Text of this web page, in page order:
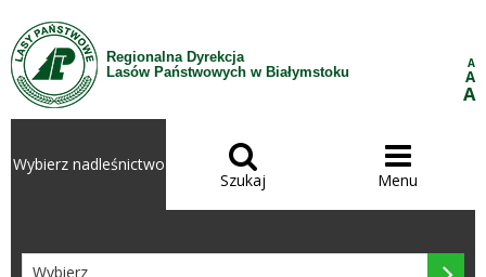
Przejdź do treści
Regionalna Dyrekcja
Lasów Państwowych w Białymstoku
A
A
A
Wybierz nadleśnictwo 
Szukaj

Menu